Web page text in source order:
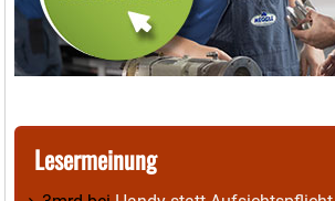
Lesermeinung